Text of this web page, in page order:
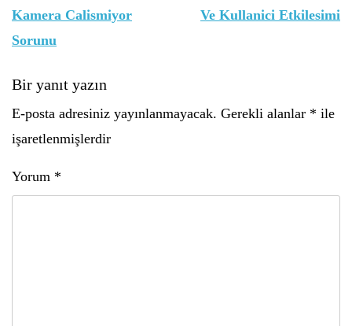
gezinmesi
Kamera Calismiyor
Sorunu
Ve Kullanici Etkilesimi
Bir yanıt yazın
E-posta adresiniz yayınlanmayacak. Gerekli alanlar * ile
işaretlenmişlerdir
Yorum *